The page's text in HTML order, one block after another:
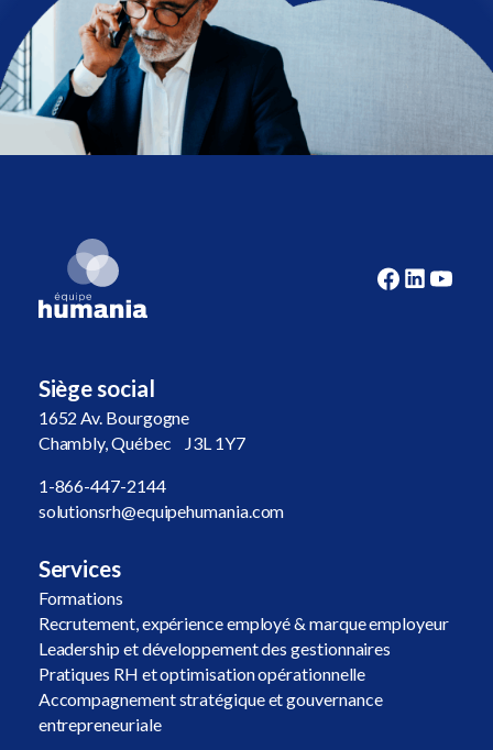
Siège social
1652 Av. Bourgogne
Chambly, Québec J3L 1Y7
1-866-447-2144
solutionsrh@equipehumania.com
Services
Formations
Recrutement, expérience employé & marque employeur
Leadership et développement des gestionnaires
Pratiques RH et optimisation opérationnelle
Accompagnement stratégique et gouvernance
entrepreneuriale